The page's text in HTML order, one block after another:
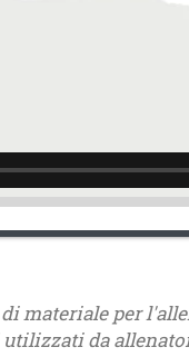
materiale per
da